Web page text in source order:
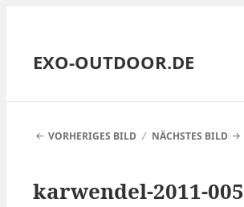
EXO-OUTDOOR.DE
VORHERIGES BILD
NÄCHSTES BILD
karwendel-2011-005